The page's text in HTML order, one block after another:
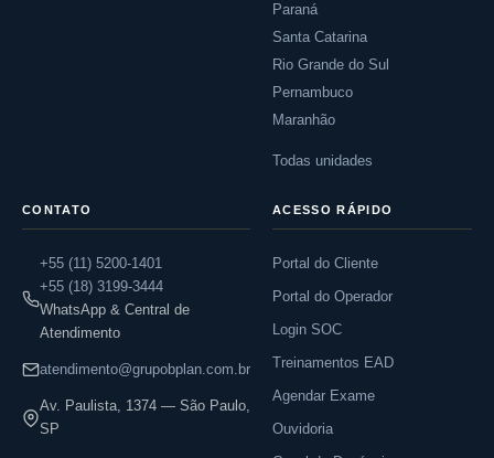
Paraná
Santa Catarina
Rio Grande do Sul
Pernambuco
Maranhão
Todas unidades
CONTATO
+55 (11) 5200-1401
+55 (18) 3199-3444
WhatsApp & Central de
Atendimento
atendimento@grupobplan.com.br
Av. Paulista, 1374 — São Paulo,
SP
ACESSO RÁPIDO
Portal do Cliente
Portal do Operador
Login SOC
Treinamentos EAD
Agendar Exame
Ouvidoria